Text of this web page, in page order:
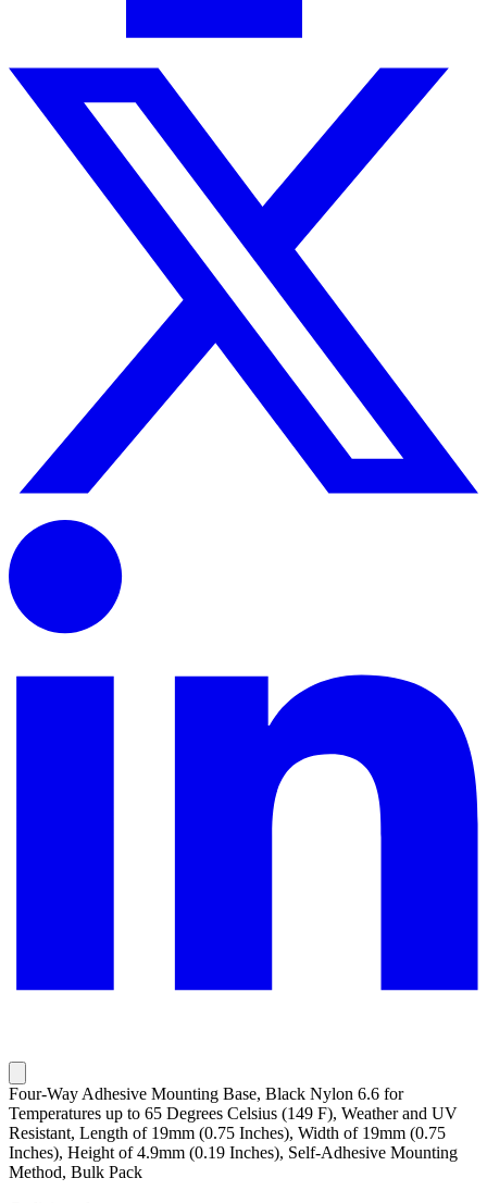
Four-Way Adhesive Mounting Base, Black Nylon 6.6 for
Temperatures up to 65 Degrees Celsius (149 F), Weather and UV
Resistant, Length of 19mm (0.75 Inches), Width of 19mm (0.75
Inches), Height of 4.9mm (0.19 Inches), Self-Adhesive Mounting
Method, Bulk Pack